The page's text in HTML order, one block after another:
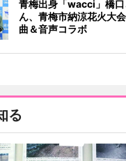
青梅出身「wacci」橋口
ん、青梅市納涼花火大
曲＆音声コラボ
る